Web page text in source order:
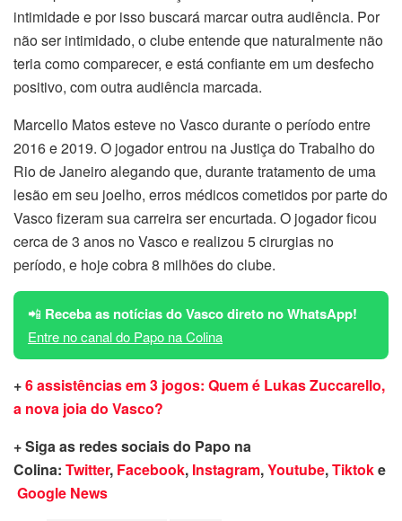
intimidade e por isso buscará marcar outra audiência. Por
não ser intimidado, o clube entende que naturalmente não
teria como comparecer, e está confiante em um desfecho
positivo, com outra audiência marcada.
Marcello Matos esteve no Vasco durante o período entre
2016 e 2019. O jogador entrou na Justiça do Trabalho do
Rio de Janeiro alegando que, durante tratamento de uma
lesão em seu joelho, erros médicos cometidos por parte do
Vasco fizeram sua carreira ser encurtada. O jogador ficou
cerca de 3 anos no Vasco e realizou 5 cirurgias no
período, e hoje cobra 8 milhões do clube.
📲 Receba as notícias do Vasco direto no WhatsApp!
Entre no canal do Papo na Colina
+6 assistências em 3 jogos: Quem é Lukas Zuccarello,
a nova joia do Vasco?
+ Siga as redes sociais do Papo na
Colina: Twitter, Facebook, Instagram,Youtube,Tiktoke
Google News